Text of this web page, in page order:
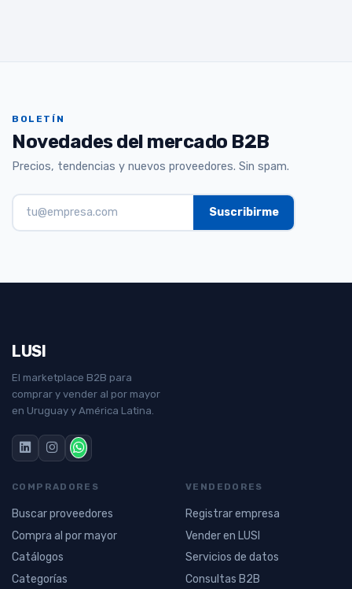
BOLETÍN
Novedades del mercado B2B
Precios, tendencias y nuevos proveedores. Sin spam.
LUSI
El marketplace B2B para
comprar y vender al por mayor
en Uruguay y América Latina.
COMPRADORES
Buscar proveedores
Compra al por mayor
Catálogos
Categorías
VENDEDORES
Registrar empresa
Vender en LUSI
Servicios de datos
Consultas B2B